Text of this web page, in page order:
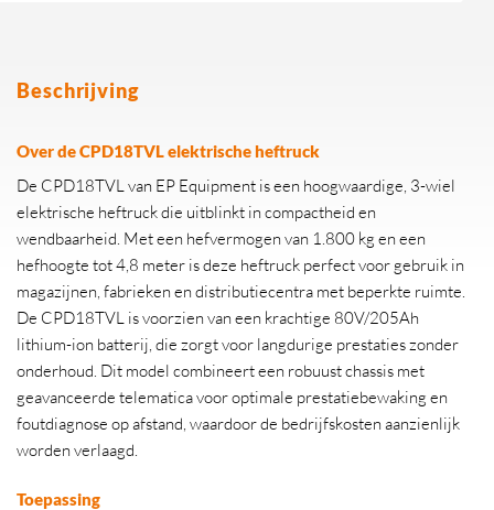
Beschrijving
Over de CPD18TVL elektrische heftruck
De CPD18TVL van EP Equipment is een hoogwaardige, 3-wiel
elektrische heftruck die uitblinkt in compactheid en
wendbaarheid. Met een hefvermogen van 1.800 kg en een
hefhoogte tot 4,8 meter is deze heftruck perfect voor gebruik in
magazijnen, fabrieken en distributiecentra met beperkte ruimte.
De CPD18TVL is voorzien van een krachtige 80V/205Ah
lithium-ion batterij, die zorgt voor langdurige prestaties zonder
onderhoud. Dit model combineert een robuust chassis met
geavanceerde telematica voor optimale prestatiebewaking en
foutdiagnose op afstand, waardoor de bedrijfskosten aanzienlijk
worden verlaagd.
Toepassing